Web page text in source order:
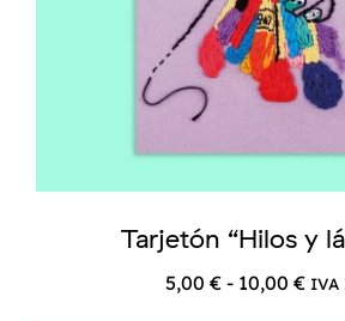
Tarjetón “Hilos y
5,00 € - 10,00 € IVA